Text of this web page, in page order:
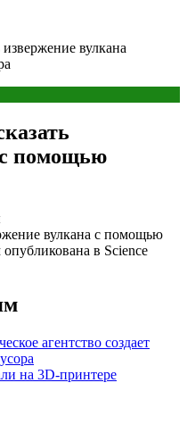
вулкана
с помощью
вулкана с помощью
в Science
агентство создает
на 3D-принтере